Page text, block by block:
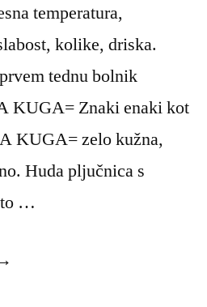
temperatura,
kolike, driska.
tednu bolnik
KUGA= Znaki enaki kot
KUGA= zelo kužna,
Huda pljučnica s
…